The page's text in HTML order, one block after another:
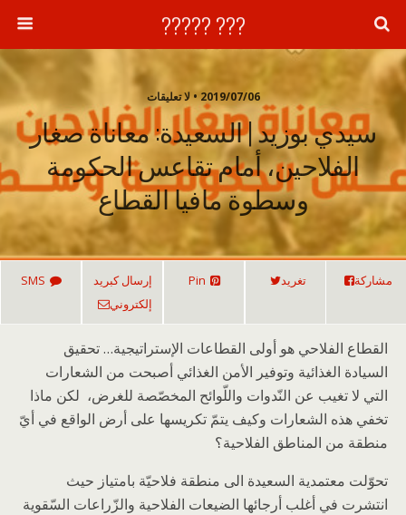
??? ?????
2019/07/06 • لا تعليقات
سيدي بوزيد | السعيدة: معاناة صغار
الفلاحين، أمام تقاعس الحكومة
وسطوة مافيا القطاع
مشاركة تغريد Pin
إرسال كبريد
إلكتروني
SMS
القطاع الفلاحي هو أولى القطاعات الإستراتيجية… تحقيق
السيادة الغذائية وتوفير الأمن الغذائي أصبحت من الشعارات
التي لا تغيب عن النّدوات واللّوائح المخصّصة للغرض، لكن ماذا
تخفي هذه الشعارات وكيف يتمّ تكريسها على أرض الواقع في أيّ
منطقة من المناطق الفلاحية؟
تحوّلت معتمدية السعيدة الى منطقة فلاحيّة بامتياز حيث
انتشرت في أغلب أرجائها الضيعات الفلاحية والزّراعات السّقوية